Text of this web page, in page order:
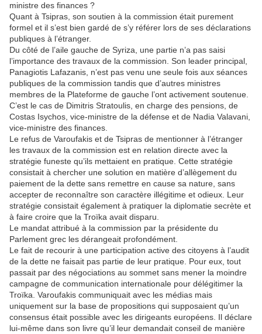
ministre des finances ?
Quant à Tsipras, son soutien à la commission était purement
formel et il s’est bien gardé de s’y référer lors de ses déclarations
publiques à l’étranger.
Du côté de l’aile gauche de Syriza, une partie n’a pas saisi
l’importance des travaux de la commission. Son leader principal,
Panagiotis Lafazanis, n’est pas venu une seule fois aux séances
publiques de la commission tandis que d’autres ministres
membres de la Plateforme de gauche l’ont activement soutenue.
C’est le cas de Dimitris Stratoulis, en charge des pensions, de
Costas Isychos, vice-ministre de la défense et de Nadia Valavani,
vice-ministre des finances.
Le refus de Varoufakis et de Tsipras de mentionner à l’étranger
les travaux de la commission est en relation directe avec la
stratégie funeste qu’ils mettaient en pratique. Cette stratégie
consistait à chercher une solution en matière d’allègement du
paiement de la dette sans remettre en cause sa nature, sans
accepter de reconnaître son caractère illégitime et odieux. Leur
stratégie consistait également à pratiquer la diplomatie secrète et
à faire croire que la Troïka avait disparu.
Le mandat attribué à la commission par la présidente du
Parlement grec les dérangeait profondément.
Le fait de recourir à une participation active des citoyens à l’audit
de la dette ne faisait pas partie de leur pratique. Pour eux, tout
passait par des négociations au sommet sans mener la moindre
campagne de communication internationale pour délégitimer la
Troïka. Varoufakis communiquait avec les médias mais
uniquement sur la base de propositions qui supposaient qu’un
consensus était possible avec les dirigeants européens. Il déclare
lui-même dans son livre qu’il leur demandait conseil de manière